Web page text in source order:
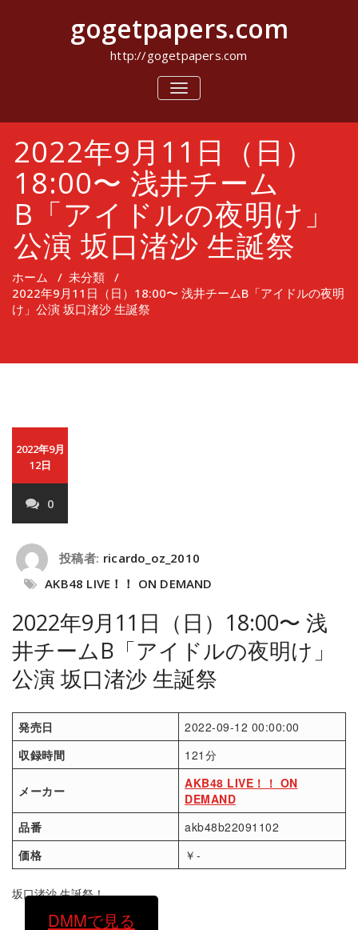
キ
gogetpapers.com
http://gogetpapers.com
ナ
ビ
シ
ン
を
切
り
替
え
2022年9月11日（日）
18:00〜 浅井チーム
B「アイドルの夜明け」
公演 坂口渚沙 生誕祭
ホーム / 未分類 /
2022年9月11日（日）18:00〜 浅井チームB「アイドルの夜明
け」公演 坂口渚沙 生誕祭
2022年9月
12日
0
投稿者: ricardo_oz_2010
AKB48 LIVE！！ ON DEMAND
2022年9月11日（日）18:00〜 浅
井チームB「アイドルの夜明け」
公演 坂口渚沙 生誕祭
発売日
2022-09-12 00:00:00
収録時間
121分
メーカー
AKB48 LIVE！！ ON
DEMAND
品番
akb48b22091102
価格
￥-
坂口渚沙 生誕祭！
DMMで見る